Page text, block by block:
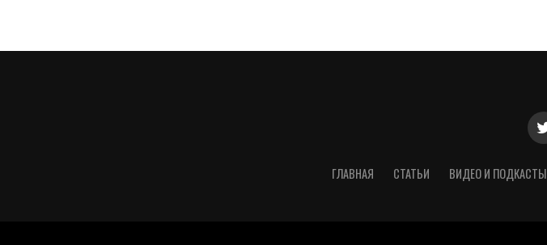
ГЛАВНАЯ СТАТЬИ ВИДЕО И ПОДКАСТЫ